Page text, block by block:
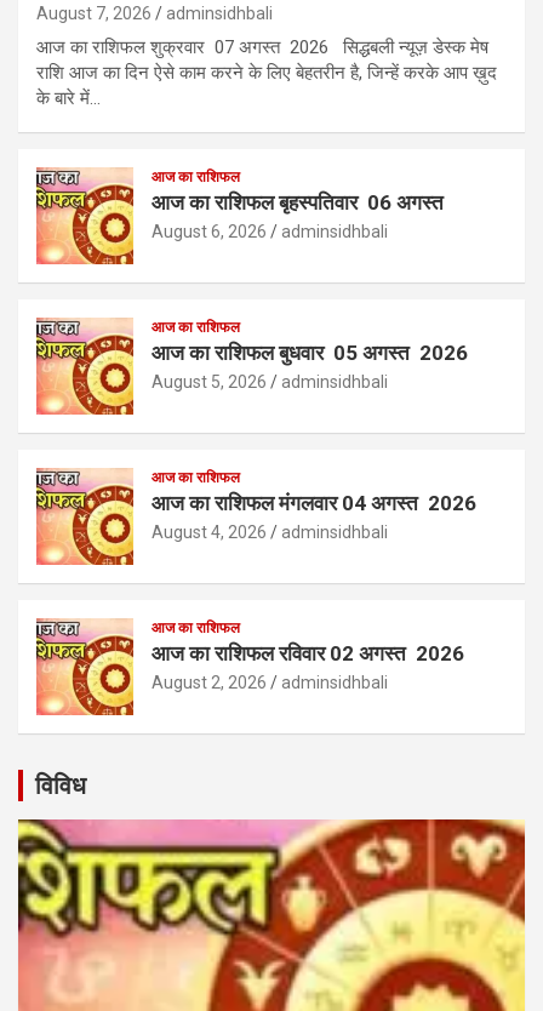
August 7, 2026 adminsidhbali
आज का राशिफल शुक्रवार 07 अगस्त 2026 सिद्धबली न्यूज़ डेस्क मेष
राशि आज का दिन ऐसे काम करने के लिए बेहतरीन है, जिन्हें करके आप ख़ुद
के बारे में…
आज का राशिफल
आज का राशिफल बृहस्पतिवार 06 अगस्त
August 6, 2026 adminsidhbali
आज का राशिफल
आज का राशिफल बुधवार 05 अगस्त 2026
August 5, 2026 adminsidhbali
आज का राशिफल
आज का राशिफल मंगलवार 04 अगस्त 2026
August 4, 2026 adminsidhbali
आज का राशिफल
आज का राशिफल रविवार 02 अगस्त 2026
August 2, 2026 adminsidhbali
विविध